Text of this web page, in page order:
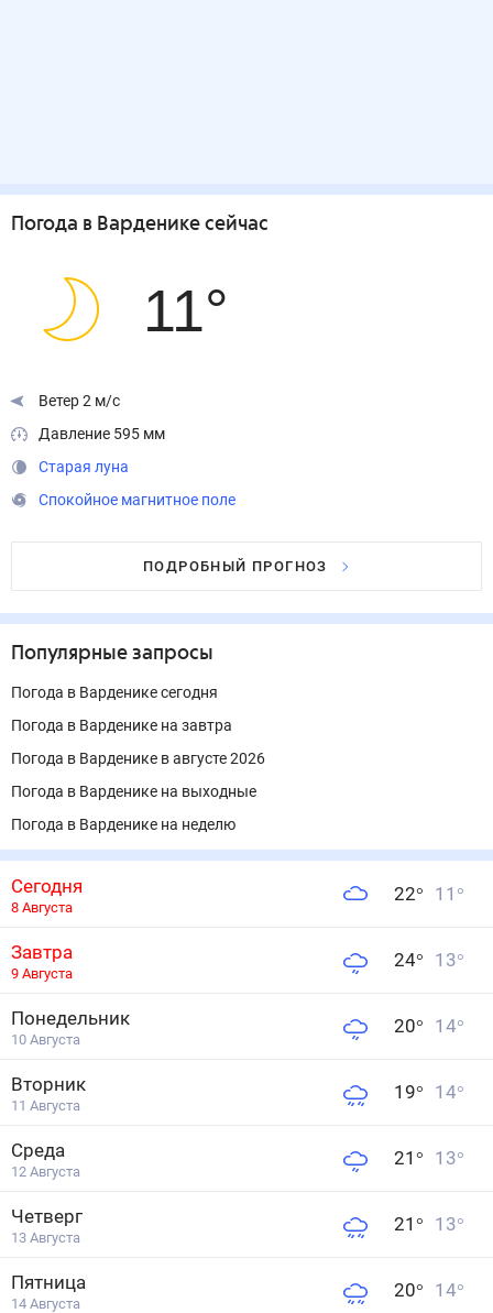
Погода в Варденике сейчас
11°
Ветер 2 м/с
Давление 595 мм
Старая луна
Спокойное магнитное поле
ПОДРОБНЫЙ ПРОГНОЗ
Популярные запросы
Погода в Варденике сегодня
Погода в Варденике на завтра
Погода в Варденике в августе 2026
Погода в Варденике на выходные
Погода в Варденике на неделю
Сегодня
8 Августа
22° 11 °
Завтра
9 Августа
24° 13°
Понедельник
10 Августа
20° 14°
Вторник
11 Августа
19° 14°
Среда
12 Августа
21 ° 13°
Четверг
13 Августа
21 ° 13°
Пятница
14 Августа
20° 14°